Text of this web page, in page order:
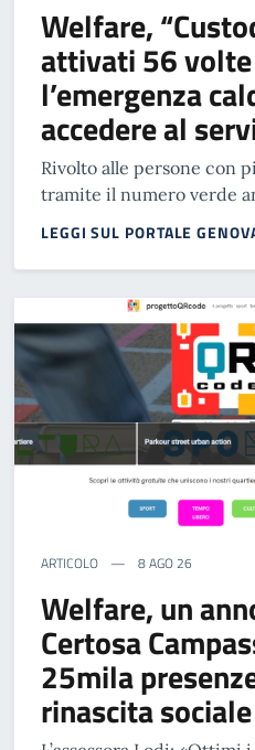
Welfare,
attivati 56
l’emergenza
accedere al
Rivolto alle persone con
tramite il numero verde
LEGGI SUL PORTALE
ARTICOLO 8 AGO 26
Welfare, un
Certosa
25mila
rinascita